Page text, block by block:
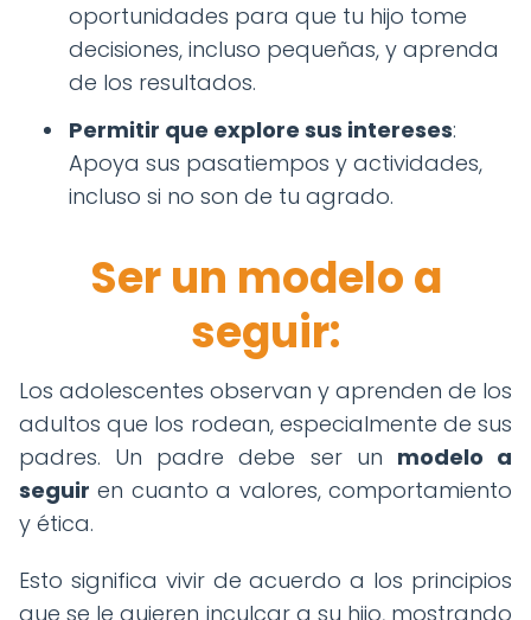
oportunidades para que tu hijo tome
decisiones, incluso pequeñas, y aprenda
de los resultados.
Permitir que explore sus intereses:
Apoya sus pasatiempos y actividades,
incluso si no son de tu agrado.
Ser un modelo a
seguir:
Los adolescentes observan y aprenden de los
adultos que los rodean, especialmente de sus
padres. Un padre debe ser un modelo a
seguir en cuanto a valores, comportamiento
y ética.
Esto significa vivir de acuerdo a los principios
que se le quieren inculcar a su hijo, mostrando